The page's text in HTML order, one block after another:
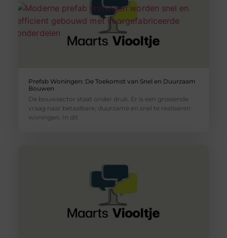
Prefab Woningen: De Toekomst van Snel en Duurzaam
Bouwen
De bouwsector staat onder druk. Er is een groeiende
vraag naar betaalbare, duurzame en snel te realiseren
woningen. In dit